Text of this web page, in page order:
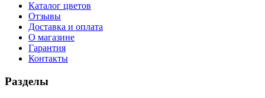
Каталог цветов
Отзывы
Доставка и оплата
О магазине
Гарантия
Контакты
Разделы